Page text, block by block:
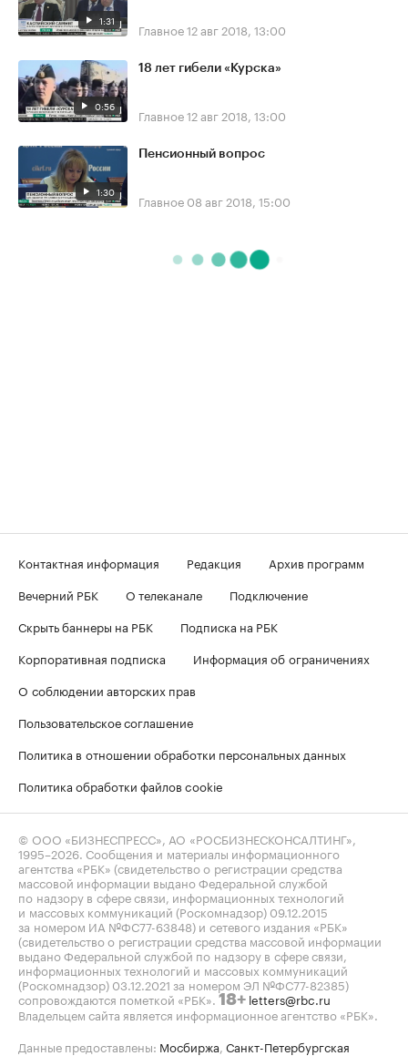
1:31 Главное12 авг 2018, 13:00
0:56
18 лет гибели «Курска»
Главное12 авг 2018, 13:00
1:30
Пенсионный вопрос
Главное 08 авг 2018, 15:00
Контактная информация Редакция
Архив программ
Вечерний РБК
О телеканале
Подключение
Скрыть баннеры на РБК
Подписка на РБК
Корпоративная подписка
Информация об ограничениях
О соблюдении авторских прав
Пользовательское соглашение
Политика в отношении обработки персональных данных
Политика обработки файлов cookie
© ООО «БИЗНЕСПРЕСС», АО «РОСБИЗНЕСКОНСАЛТИНГ»,
1995–2026 . Сообщения и материалы информационного
агентства «РБК» (свидетельство о регистрации средства
массовой информации выдано Федеральной службой
по надзору в сфере связи, информационных технологий
и массовых коммуникаций (Роскомнадзор) 09.12.2015
за номером ИА №ФС77-63848) и сетевого издания «РБК»
(свидетельство о регистрации средства массовой информации
выдано Федеральной службой по надзору в сфере связи,
информационных технологий и массовых коммуникаций
(Роскомнадзор) 03.12.2021 за номером ЭЛ №ФС77-82385)
сопровождаются пометкой «РБК». 18+ letters@rbc.ru
Владельцем сайта является информационное агентство «РБК».
Данные предоставлены: Мосбиржа Санкт-Петербургская